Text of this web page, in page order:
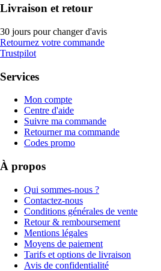
Livraison et retour
30 jours pour changer d'avis
Retournez votre commande
Trustpilot
Services
Mon compte
Centre d'aide
Suivre ma commande
Retourner ma commande
Codes promo
À propos
Qui sommes-nous ?
Contactez-nous
Conditions générales de vente
Retour & remboursement
Mentions légales
Moyens de paiement
Tarifs et options de livraison
Avis de confidentialité